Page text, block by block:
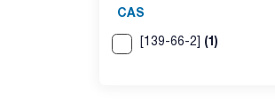
CAS
[139-66-2] (1)